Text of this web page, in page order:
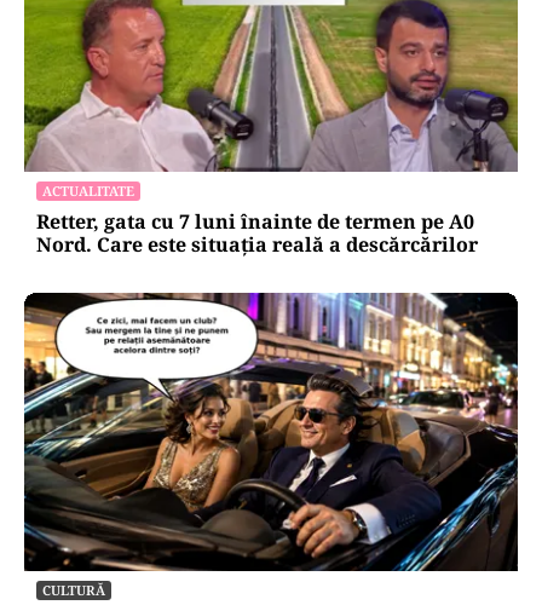
ACTUALITATE
Retter, gata cu 7 luni înainte de termen pe A0
Nord. Care este situația reală a descărcărilor
CULTURĂ